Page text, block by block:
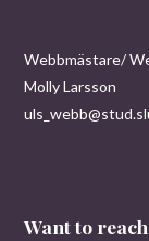
Webbmästare/
Molly Larsson
Want to